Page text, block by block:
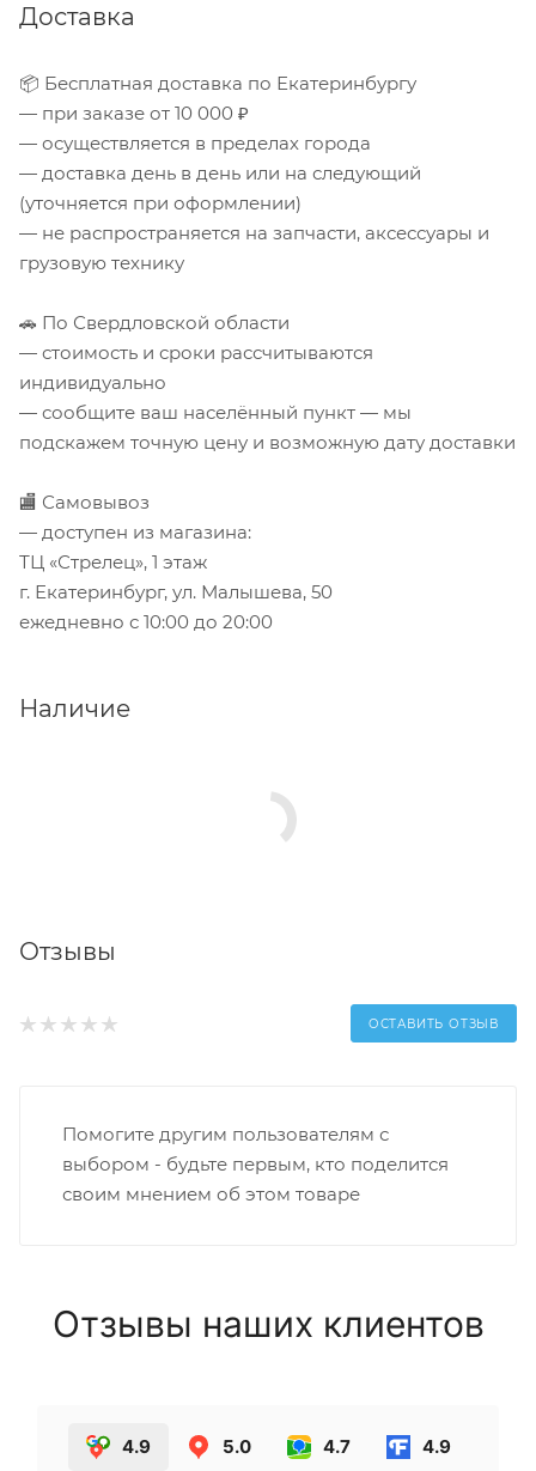
Доставка
📦 Бесплатная доставка по Екатеринбургу
— при заказе от 10 000 ₽
— осуществляется в пределах города
— доставка день в день или на следующий
(уточняется при оформлении)
— не распространяется на запчасти, аксессуары и
грузовую технику
🚗 По Свердловской области
— стоимость и сроки рассчитываются
индивидуально
— сообщите ваш населённый пункт — мы
подскажем точную цену и возможную дату доставки
🏬 Самовывоз
— доступен из магазина:
ТЦ «Стрелец», 1 этаж
г. Екатеринбург, ул. Малышева, 50
ежедневно с 10:00 до 20:00
Наличие
Отзывы
ОСТАВИТЬ ОТЗЫВ
Помогите другим пользователям с
выбором - будьте первым, кто поделится
своим мнением об этом товаре
Отзывы наших клиентов
4.9 5.0 4.7 4.9